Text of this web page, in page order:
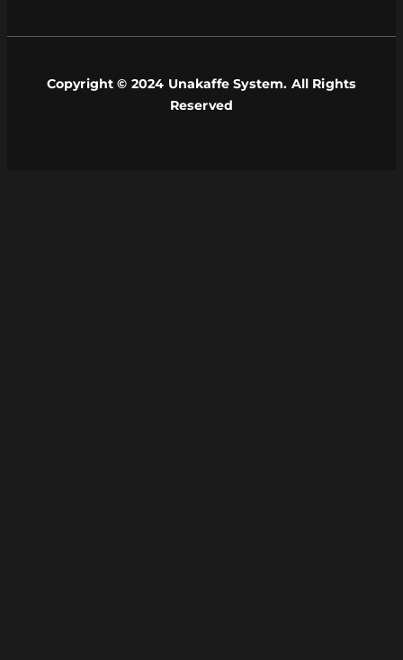
Copyright © 2024 Unakaffe System. All Rights
Reserved